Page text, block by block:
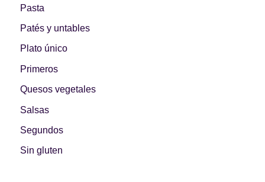
Pasta
Patés y untables
Plato único
Primeros
Quesos vegetales
Salsas
Segundos
Sin gluten